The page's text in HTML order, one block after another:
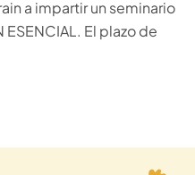
a impartir un seminario
El plazo de